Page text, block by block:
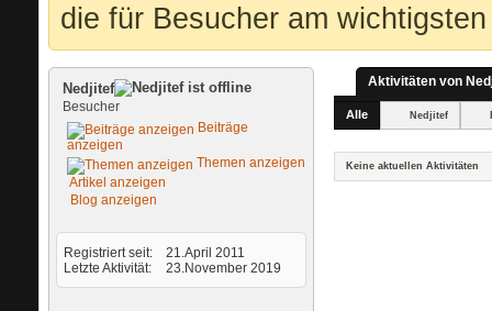
die für Besucher am
Nedjitef
Besucher
Beiträge
anzeigen
Themen anzeigen
Artikel anzeigen
Blog anzeigen
Registriert seit
21.April 2011
Letzte Aktivität
23.November 2019
Aktivitäten von
Alle Nedjitef
Keine aktuellen Aktivitäten